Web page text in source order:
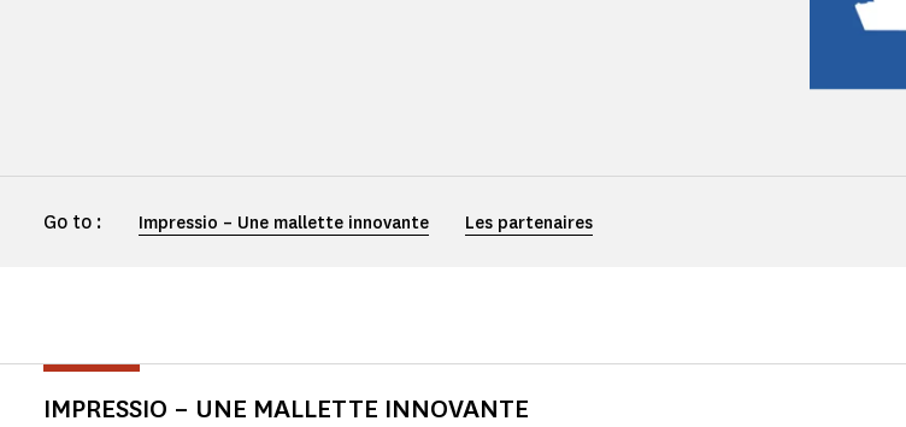
Go to : Impressio – Une mallette innovante Les partenaires
IMPRESSIO – UNE MALLETTE INNOVANTE